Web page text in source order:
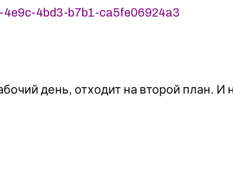
4e9c-4bd3-b7b1-ca5fe06924a3
день, отходит на второй план. И